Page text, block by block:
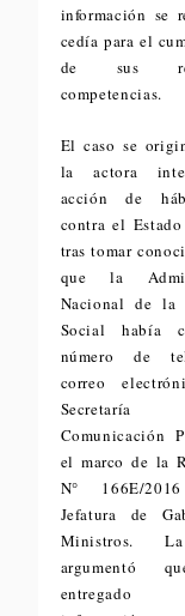
información se
cedía para el
de sus
competencias.
El caso se
la actora
acción de
contra el
tras tomar
que la
Nacional de la
Social había
número de
correo
Comunicación
el marco de la
N° 166E/
Jefatura de
Ministros.
argumentó